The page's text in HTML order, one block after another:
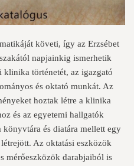
követi, így az Erzsébet
napjainkig ismerhetik
klinika történetét, az igazgató
és oktató munkát. Az
hoztak létre a klinika
és az egyetemi hallgatók
és diatára mellett egy
Az oktatási eszközök
mérőeszközök darabjaiból is